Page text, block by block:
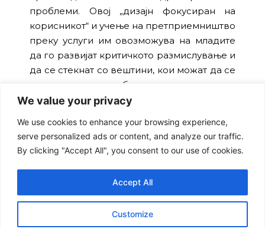
We value your privacy
We use cookies to enhance your browsing experience,
serve personalized ads or content, and analyze our traffic.
By clicking "Accept All", you consent to our use of cookies.
Customize
Accept All
проблеми. Овој „дизајн фокусиран на
корисникот“ и учење на претприемништво
преку услуги им овозможува на младите
да го развијат критичкото размислување и
да се стекнат со вештини, кои можат да се
применат во сите области на животот.
Програмата UPSHIFT ја реализира
Здружението Лидери за едукација,
активизам и развој (LEAD) во рамки на
проектот „UPSHIFT-ers for air quality“
спроведуван од УНИЦЕФ со финансиска
поддршка од Шведска и Фондот за
иновации и технолошки развој на РСМ.